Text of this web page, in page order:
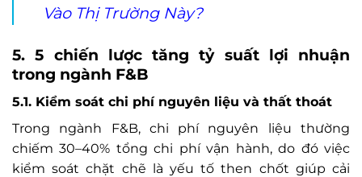
Vào Thị Trường Này?
5. 5 chiến lược tăng tỷ suất lợi nhuận
trong ngành F&B
5.1. Kiểm soát chi phí nguyên liệu và thất thoát
Trong ngành F&B, chi phí nguyên liệu thường
chiếm 30–40% tổng chi phí vận hành, do đó việc
kiểm soát chặt chẽ là yếu tố then chốt giúp cải